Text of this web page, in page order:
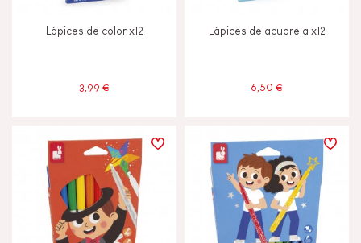
Lápices de color x12
3,99 €
Lápices de acuarela x12
6,50 €